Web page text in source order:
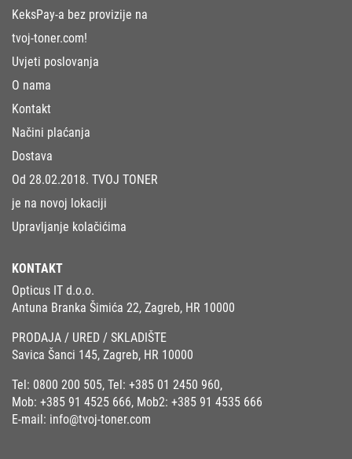
KeksPay-a bez provizije na
tvoj-toner.com!
Uvjeti poslovanja
O nama
Kontakt
Načini plaćanja
Dostava
Od 28.02.2018. TVOJ TONER
je na novoj lokaciji
Upravljanje kolačićima
KONTAKT
Opticus IT d.o.o.
Antuna Branka Šimića 22, Zagreb, HR 10000
PRODAJA / URED / SKLADIŠTE
Savica Šanci 145, Zagreb, HR 10000
Tel: 0800 200 505, Tel: +385 01 2450 960,
Mob: +385 91 4525 666, Mob2: +385 91 4535 666
E-mail: info@tvoj-toner.com